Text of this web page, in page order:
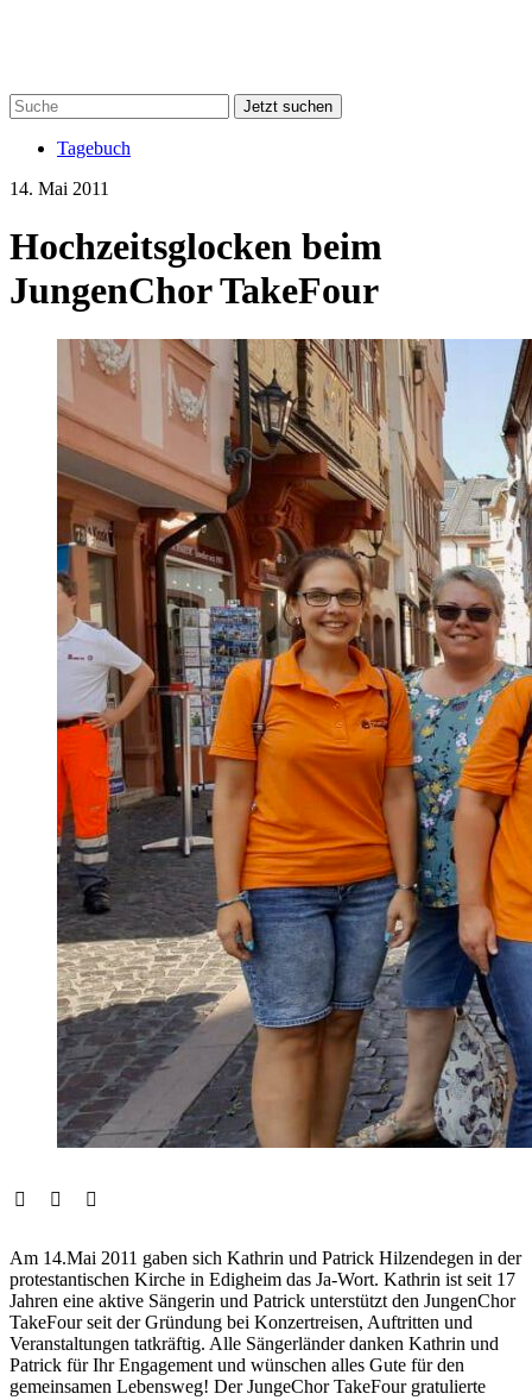
Jetzt suchen
Tagebuch
14. Mai 2011
Hochzeitsglocken beim
JungenChor TakeFour
Am 14.Mai 2011 gaben sich Kathrin und Patrick Hilzendegen in der
protestantischen Kirche in Edigheim das Ja-Wort. Kathrin ist seit 17
Jahren eine aktive Sängerin und Patrick unterstützt den JungenChor
TakeFour seit der Gründung bei Konzertreisen, Auftritten und
Veranstaltungen tatkräftig. Alle Sängerländer danken Kathrin und
Patrick für Ihr Engagement und wünschen alles Gute für den
gemeinsamen Lebensweg! Der JungeChor TakeFour gratulierte